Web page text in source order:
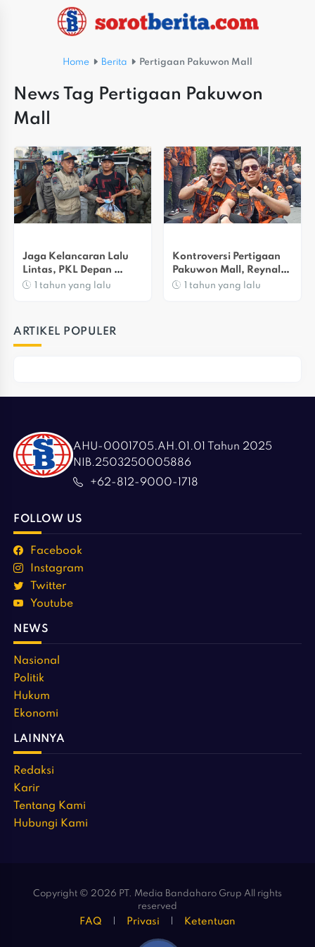
Home Berita Pertigaan Pakuwon Mall
News Tag Pertigaan Pakuwon
Mall
Jaga Kelancaran Lalu
Lintas, PKL Depan
Pakuwon Mall
1 tahun yang lalu
Kontroversi Pertigaan
Pakuwon Mall, Reynaldi
Angkat Bicara
1 tahun yang lalu
ARTIKEL POPULER
AHU-0001705.AH.01.01 Tahun 2025
NIB.2503250005886
+62-812-9000-1718
FOLLOW US
Facebook
Instagram
Twitter
Youtube
NEWS
Nasional
Politik
Hukum
Ekonomi
LAINNYA
Redaksi
Karir
Tentang Kami
Hubungi Kami
Copyright © 2026 PT. Media Bandaharo Grup All rights
reserved
FAQ Privasi Ketentuan